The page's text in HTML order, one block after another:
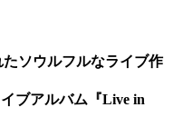
たソウルフルなライブ作
ブアルバム『Live in